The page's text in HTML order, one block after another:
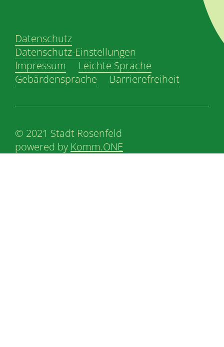
Datenschutz
Datenschutz-Einstellungen
Impressum
Leichte Sprache
Gebärdensprache
Barrierefreiheit
© 2021 Stadt Rosenfeld
powered by Komm.ONE